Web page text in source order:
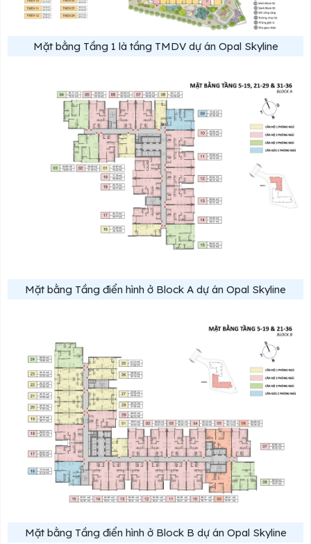
Mặt bằng Tầng 1 là tầng TMDV dự án Opal Skyline
Mặt bằng Tầng điển hình ở Block A dự án Opal Skyline
Mặt bằng Tầng điển hình ở Block B dự án Opal Skyline